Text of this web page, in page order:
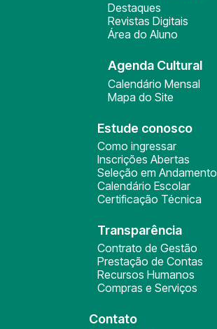
Destaques
Revistas Digitais
Área do Aluno
Agenda Cultural
Calendário Mensal
Mapa do Site
Estude conosco
Como ingressar
Inscrições Abertas
Seleção em Andamento
Calendário Escolar
Certificação Técnica
Transparência
Contrato de Gestão
Prestação de Contas
Recursos Humanos
Compras e Serviços
Contato